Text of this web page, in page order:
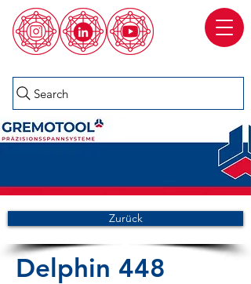
Search
Zurück
Delphin 448